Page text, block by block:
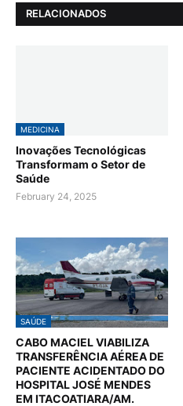
RELACIONADOS
MEDICINA
Inovações Tecnológicas
Transformam o Setor de
Saúde
February 24, 2025
SAÚDE
CABO MACIEL VIABILIZA
TRANSFERÊNCIA AÉREA DE
PACIENTE ACIDENTADO DO
HOSPITAL JOSÉ MENDES
EM ITACOATIARA/AM.